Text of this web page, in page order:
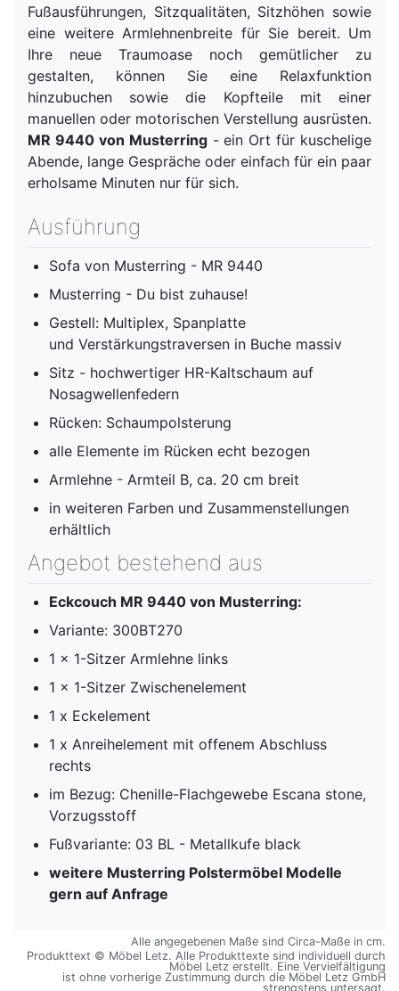
Fußausführungen, Sitzqualitäten, Sitzhöhen sowie
eine weitere Armlehnenbreite für Sie bereit. Um
Ihre neue Traumoase noch gemütlicher zu
gestalten, können Sie eine Relaxfunktion
hinzubuchen sowie die Kopfteile mit einer
manuellen oder motorischen Verstellung ausrüsten.
MR 9440 von Musterring- ein Ort für kuschelige
Abende, lange Gespräche oder einfach für ein paar
erholsame Minuten nur für sich.
Ausführung
Sofa von Musterring - MR 9440
Musterring - Du bist zuhause!
Gestell: Multiplex, Spanplatte
und Verstärkungstraversen in Buche massiv
Sitz - hochwertiger HR-Kaltschaum auf
Nosagwellenfedern
Rücken: Schaumpolsterung
alle Elemente im Rücken echt bezogen
Armlehne - Armteil B, ca. 20 cm breit
in weiteren Farben und Zusammenstellungen
erhältlich
Angebot bestehend aus
Eckcouch MR 9440 von Musterring:
Variante: 300BT270
1 x 1-Sitzer Armlehne links
1 x 1-Sitzer Zwischenelement
1 x Eckelement
1 x Anreihelement mit offenem Abschluss
rechts
im Bezug: Chenille-Flachgewebe Escana stone,
Vorzugsstoff
Fußvariante: 03 BL - Metallkufe black
weitere Musterring Polstermöbel Modelle
gern auf Anfrage
Alle angegebenen Maße sind Circa-Maße in cm.
Produkttext © Möbel Letz. Alle Produkttexte sind individuell durch
Möbel Letz erstellt. Eine Vervielfältigung
ist ohne vorherige Zustimmung durch die Möbel Letz GmbH
strengstens untersagt.